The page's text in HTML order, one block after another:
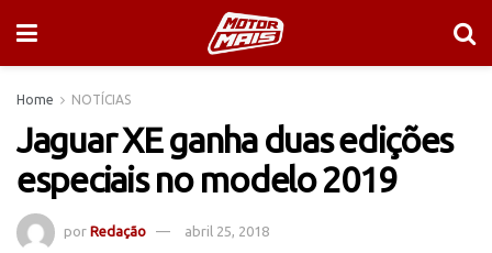
Home NOTÍCIAS
Jaguar XE ganha duas edições
especiais no modelo 2019
por Redação abril 25, 2018